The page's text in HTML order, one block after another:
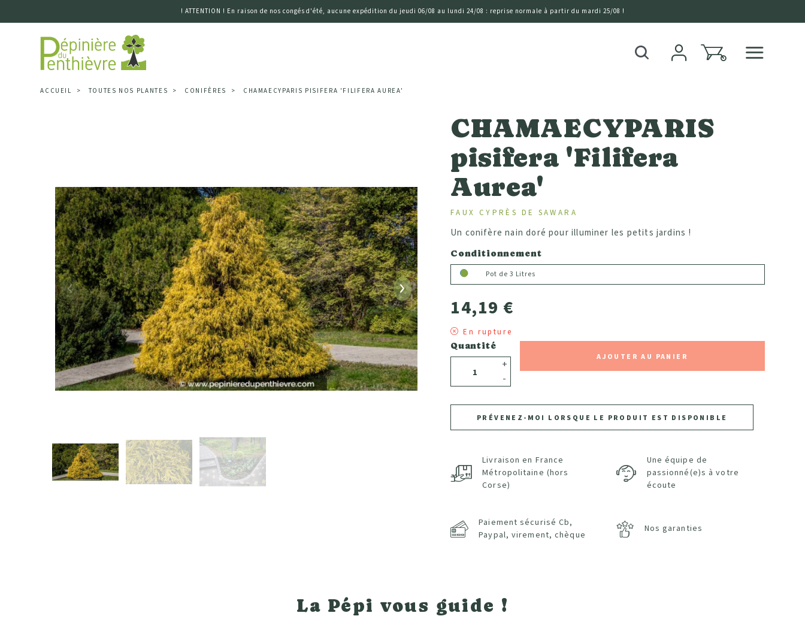
! ATTENTION ! En raison de nos congés d'été, aucune expédition du jeudi 06/08 au lundi 24/08 : reprise normale à partir du mardi 25/08 !
Accueil
Recherche
ACCUEIL TOUTES NOS PLANTES CONIFÈRES CHAMAECYPARIS PISIFERA 'FILIFERA AUREA'
Précédent Suivant
CHAMAECYPARIS
pisifera 'Filifera
Aurea'
FAUX CYPRÈS DE SAWARA
Un conifère nain doré pour illuminer les petits jardins !
Conditionnement
Pot de 3 Litres
14,19 €
Quantité
-
+
AJOUTER AU PANIER
En rupture
PRÉVENEZ-MOI LORSQUE LE PRODUIT EST DISPONIBLE
Livraison en France
Métropolitaine (hors
Corse)
Une équipe de
passionné(e)s à votre
écoute
Paiement sécurisé Cb,
Paypal, virement, chèque
Nos garanties
La Pépi vous guide !